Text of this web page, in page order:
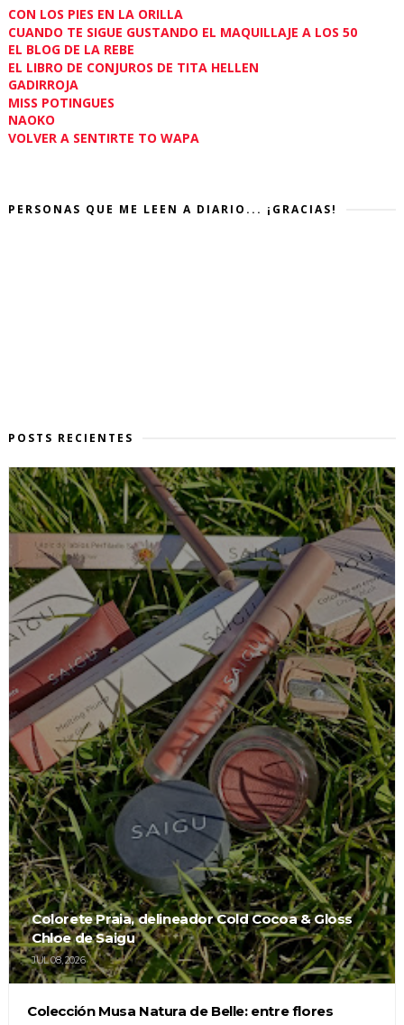
CON LOS PIES EN LA ORILLA
CUANDO TE SIGUE GUSTANDO EL MAQUILLAJE A LOS 50
EL BLOG DE LA REBE
EL LIBRO DE CONJUROS DE TITA HELLEN
GADIRROJA
MISS POTINGUES
NAOKO
VOLVER A SENTIRTE TO WAPA
PERSONAS QUE ME LEEN A DIARIO... ¡GRACIAS!
POSTS RECIENTES
Colorete Praia, delineador Cold Cocoa & Gloss
Chloe de Saigu
JUL 08, 2026
Colección Musa Natura de Belle: entre flores